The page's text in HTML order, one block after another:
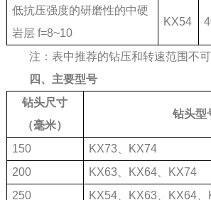
低抗压强度的研磨性的中硬
岩层 f=8~10
KX54
注：表中推荐的钻压和转速范围不可
四、主要型号
钻头尺寸
（毫米）
钻头型
150
KX73、KX74
200
KX63、KX64、KX74
250
KX54、KX63、KX64、